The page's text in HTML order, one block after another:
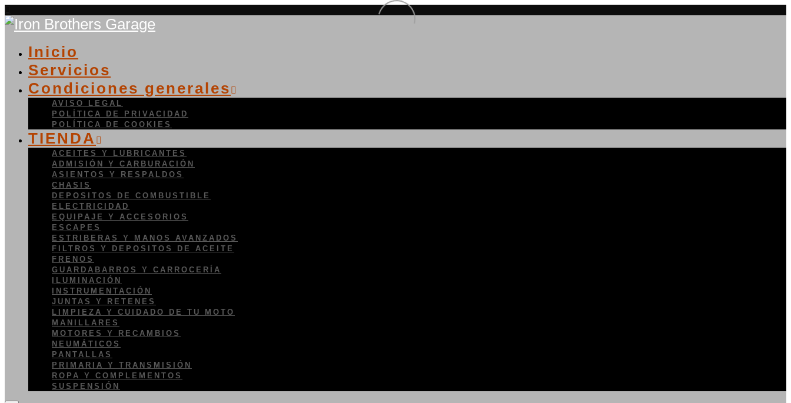
Inicio
Servicios
Condiciones generales
AVISO LEGAL
POLÍTICA DE PRIVACIDAD
POLÍTICA DE COOKIES
TIENDA
ACEITES Y LUBRICANTES
ADMISIÓN Y CARBURACIÓN
ASIENTOS Y RESPALDOS
CHASIS
DEPOSITOS DE COMBUSTIBLE
ELECTRICIDAD
EQUIPAJE Y ACCESORIOS
ESCAPES
ESTRIBERAS Y MANOS AVANZADOS
FILTROS Y DEPOSITOS DE ACEITE
FRENOS
GUARDABARROS Y CARROCERÍA
ILUMINACIÓN
INSTRUMENTACIÓN
JUNTAS Y RETENES
LIMPIEZA Y CUIDADO DE TU MOTO
MANILLARES
MOTORES Y RECAMBIOS
NEUMÁTICOS
PANTALLAS
PRIMARIA Y TRANSMISIÓN
ROPA Y COMPLEMENTOS
SUSPENSIÓN